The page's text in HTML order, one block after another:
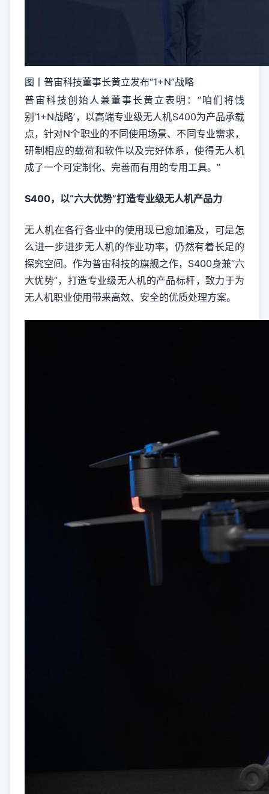
图丨普宙科技董事长黄立发布“1+N”战略
普宙科技创始人兼董事长黄立表明：“咱们将饯
别‘1+N战略’，以高端专业级无人机S400为产品承载
点，针对N个职业的不同使用场景、不同专业需求，
研制相应的载荷和软件以及完好体系，使得无人机
成了一个可定制化、完善而有用的专用工具。”
S400， 以“六大优势”打造专业级无人机产品力
无人机在各行各业中的使用现已愈加遍及，可是怎
么进一步进步无人机的作业功率，仍然有着长足的
探究空间。作为普宙科技的旗舰之作，S400身兼“六
大优势”，打造专业级无人机的产品标杆，致力于为
无人机职业使用带来高效、安全的优质处理方案。